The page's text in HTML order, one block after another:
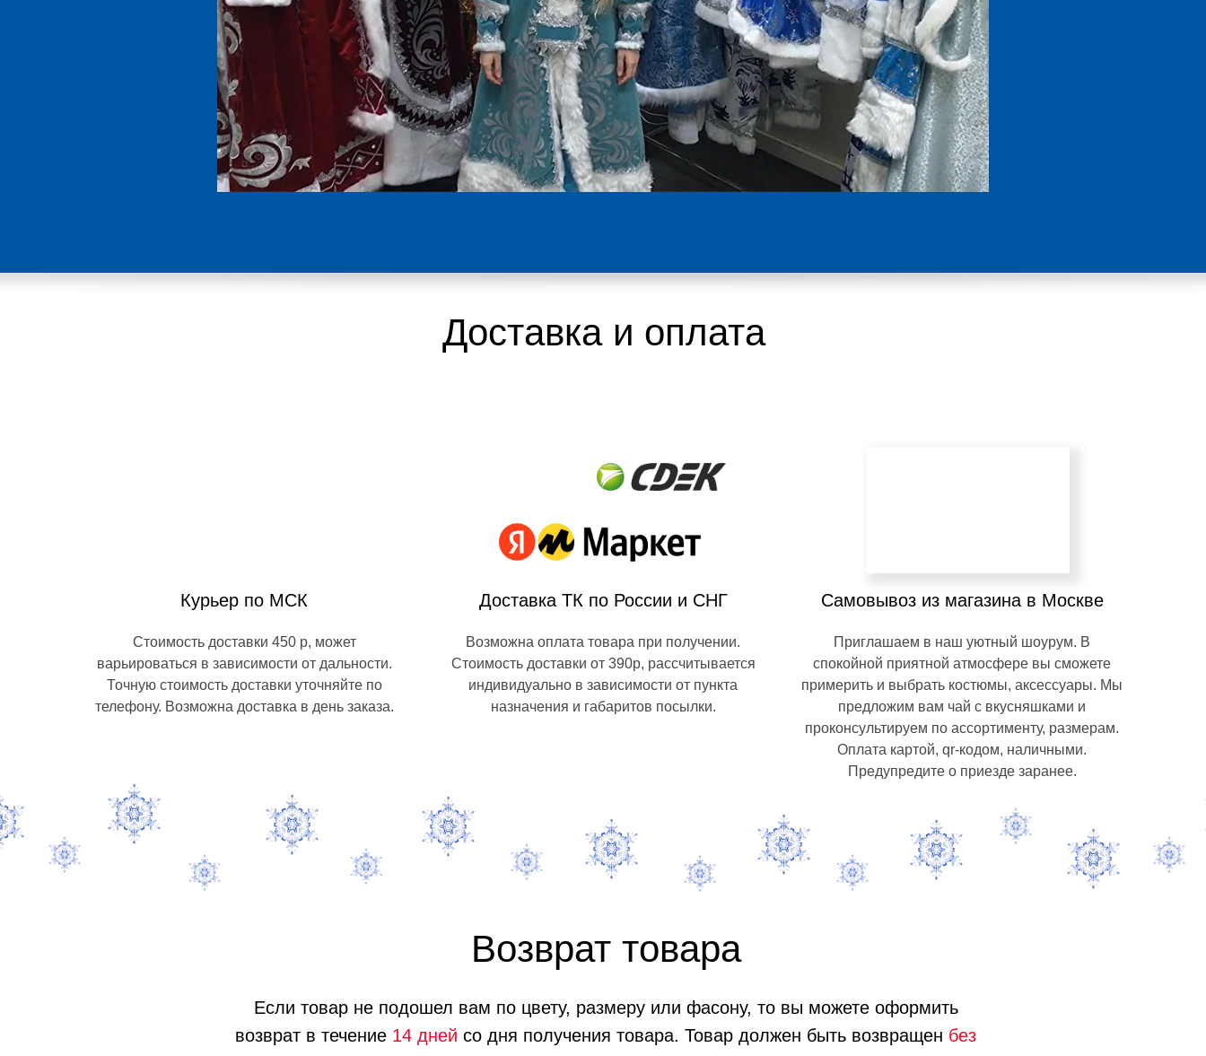
Доставка и оплата
Курьер по МСК
Стоимость доставки 450 р, может
варьироваться в зависимости от дальности.
Точную стоимость доставки уточняйте по
телефону. Возможна доставка в день заказа.
Доставка ТК по России и СНГ
Возможна оплата товара при получении.
Стоимость доставки от 390р, рассчитывается
индивидуально в зависимости от пункта
назначения и габаритов посылки.
Самовывоз из магазина в Москве
Приглашаем в наш уютный шоурум. В
спокойной приятной атмосфере вы сможете
примерить и выбрать костюмы, аксессуары. Мы
предложим вам чай с вкусняшками и
проконсультируем по ассортименту, размерам.
Оплата картой, qr-кодом, наличными.
Предупредите о приезде заранее.
Возврат товара
Если товар не подошел вам по цвету, размеру или фасону, то вы можете оформить
возврат в течение 14 дней со дня получения товара. Товар должен быть возвращен без